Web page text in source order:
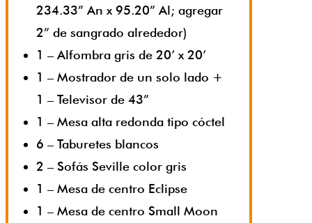
234.33” An x 95.20” Al; agregar
2” de sangrado alrededor)
1 – Alfombra gris de 20’ x 20’
1 – Mostrador de un solo lado +
1 – Televisor de 43”
1 – Mesa alta redonda tipo cóctel
6 – Taburetes blancos
2 – Sofás Seville color gris
1 – Mesa de centro Eclipse
1 – Mesa de centro Small Moon